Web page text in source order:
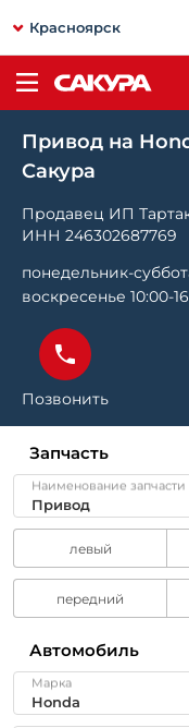
Красноярск
Привод на
Сакура
Продавец ИП
ИНН 246302687769
понедельник-
воскресенье 10:00-
Позвонить
Запчасть
Наименование запчасти
левый
передний
Автомобиль
Марка